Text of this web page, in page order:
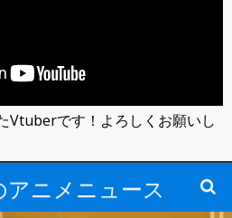
ニメニュース
Vtuberです！よろしくお願いし